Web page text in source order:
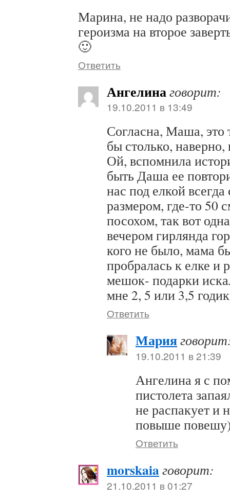
Марина, не надо
героизма на второе
🙂
Ответить
Ангелинаговорит:
19.10.2011 в 13:49
Согласна, Маша, это
бы столько, наверно,
Ой, вспомнила
быть Даша ее
нас под елкой
размером, где-то 50
посохом, так вот
вечером гирлянда
кого не было, мама
пробралась к елке и
мешок- подарки
мне 2, 5 или 3,5
Ответить
Мария
19.10.2011 в 21:39
Ангелина я с
пистолета
не распакует и
повыше
Ответить
morskaiaговорит:
21.10.2011 в 01:27